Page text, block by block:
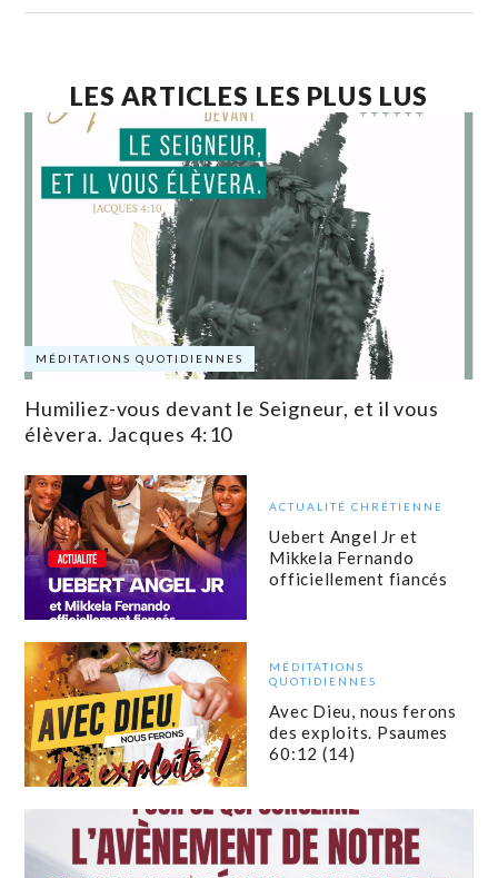
LES ARTICLES LES PLUS LUS
MÉDITATIONS QUOTIDIENNES
Humiliez-vous devant le Seigneur, et il vous
élèvera. Jacques 4:10
ACTUALITÉ CHRÉTIENNE
Uebert Angel Jr et
Mikkela Fernando
officiellement fiancés
MÉDITATIONS
QUOTIDIENNES
Avec Dieu, nous ferons
des exploits. Psaumes
60:12 (14)